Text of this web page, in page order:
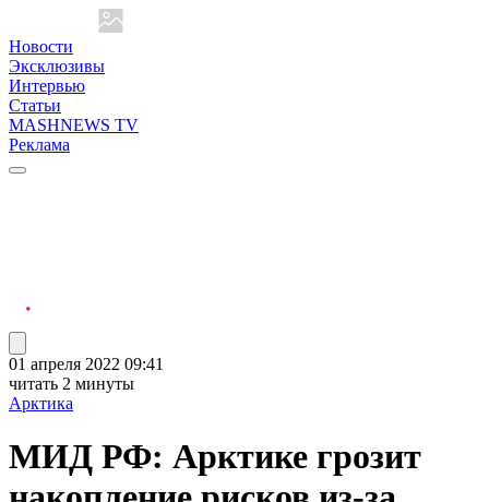
Новости
Эксклюзивы
Интервью
Статьи
MASHNEWS TV
Реклама
01 апреля 2022 09:41
читать 2 минуты
Арктика
МИД РФ: Арктике грозит